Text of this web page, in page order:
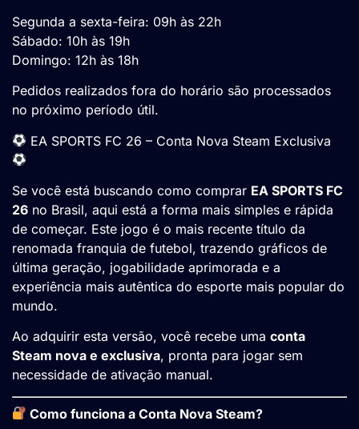
Segunda a sexta-feira: 09h às 22h
Sábado: 10h às 19h
Domingo: 12h às 18h
Pedidos realizados fora do horário são processados
no próximo período útil.
EA SPORTS FC 26 – Conta Nova Steam Exclusiva
Se você está buscando como comprar EA SPORTS FC
26 no Brasil, aqui está a forma mais simples e rápida
de começar. Este jogo é o mais recente título da
renomada franquia de futebol, trazendo gráficos de
última geração, jogabilidade aprimorada e a
experiência mais autêntica do esporte mais popular do
mundo.
Ao adquirir esta versão, você recebe uma conta
Steam nova e exclusiva, pronta para jogar sem
necessidade de ativação manual.
Como funciona a Conta Nova Steam?